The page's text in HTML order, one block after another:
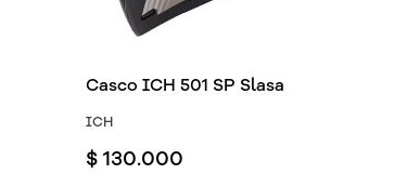
Casco ICH 501 SP Slasa
ICH
$ 130.000